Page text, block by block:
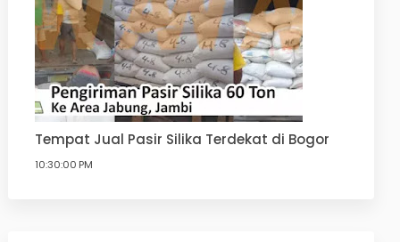
Tempat Jual Pasir Silika Terdekat di Bogor
10:30:00 PM